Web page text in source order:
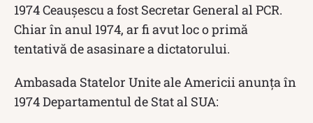
1974 Ceaușescu a fost Secretar General al PCR.
Chiar în anul 1974, ar fi avut loc o primă
tentativă de asasinare a dictatorului.
Ambasada Statelor Unite ale Americii anunța în
1974 Departamentul de Stat al SUA: